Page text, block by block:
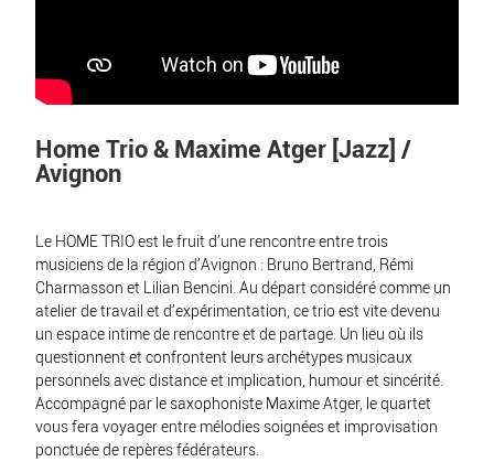
Home Trio & Maxime Atger [Jazz] /
Avignon
Le HOME TRIO est le fruit d’une rencontre entre trois
musiciens de la région d’Avignon : Bruno Bertrand, Rémi
Charmasson et Lilian Bencini. Au départ considéré comme un
atelier de travail et d’expérimentation, ce trio est vite devenu
un espace intime de rencontre et de partage. Un lieu où ils
questionnent et confrontent leurs archétypes musicaux
personnels avec distance et implication, humour et sincérité.
Accompagné par le saxophoniste Maxime Atger, le quartet
vous fera voyager entre mélodies soignées et improvisation
ponctuée de repères fédérateurs.